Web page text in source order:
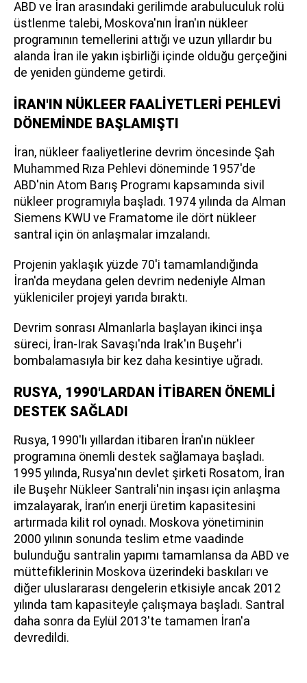
ABD ve İran arasındaki gerilimde arabuluculuk rolü
üstlenme talebi, Moskova'nın İran'ın nükleer
programının temellerini attığı ve uzun yıllardır bu
alanda İran ile yakın işbirliği içinde olduğu gerçeğini
de yeniden gündeme getirdi.
İRAN'IN NÜKLEER FAALİYETLERİ PEHLEVİ
DÖNEMİNDE BAŞLAMIŞTI
İran, nükleer faaliyetlerine devrim öncesinde Şah
Muhammed Rıza Pehlevi döneminde 1957'de
ABD'nin Atom Barış Programı kapsamında sivil
nükleer programıyla başladı. 1974 yılında da Alman
Siemens KWU ve Framatome ile dört nükleer
santral için ön anlaşmalar imzalandı.
Projenin yaklaşık yüzde 70'i tamamlandığında
İran'da meydana gelen devrim nedeniyle Alman
yükleniciler projeyi yarıda bıraktı.
Devrim sonrası Almanlarla başlayan ikinci inşa
süreci, İran-Irak Savaşı'nda Irak'ın Buşehr'i
bombalamasıyla bir kez daha kesintiye uğradı.
RUSYA, 1990'LARDAN İTİBAREN ÖNEMLİ
DESTEK SAĞLADI
Rusya, 1990'lı yıllardan itibaren İran'ın nükleer
programına önemli destek sağlamaya başladı.
1995 yılında, Rusya'nın devlet şirketi Rosatom, İran
ile Buşehr Nükleer Santrali'nin inşası için anlaşma
imzalayarak, İran’ın enerji üretim kapasitesini
artırmada kilit rol oynadı. Moskova yönetiminin
2000 yılının sonunda teslim etme vaadinde
bulunduğu santralin yapımı tamamlansa da ABD ve
müttefiklerinin Moskova üzerindeki baskıları ve
diğer uluslararası dengelerin etkisiyle ancak 2012
yılında tam kapasiteyle çalışmaya başladı. Santral
daha sonra da Eylül 2013'te tamamen İran'a
devredildi.